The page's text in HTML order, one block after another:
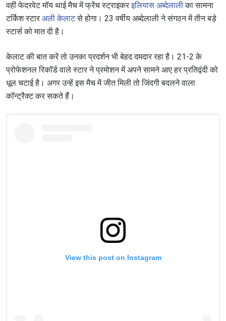
वहीं फेदरवेट मॉय थाई मैच में फ्रेंच स्ट्राइकरइलियास अब्देलालीका सामना
टर्किश स्टार अली केलाटसे होगा। 23 वर्षीय अब्देलाली ने संगठन में तीन बड़े
स्टार्स को मात दी है।
केलाट की बात करें तो उनका प्रदर्शन भी बेहद दमदार रहा है। 21-2 के
प्रोफेशनल रिकॉर्ड वाले स्टार ने प्रमोशन में अपने सामने आए हर प्रतिद्वंदी को
धूल चटाई है। अगर उन्हें इस मैच में जीत मिली तो जिंदगी बदलने वाला
कॉन्ट्रैक्ट कर सकते हैं।
View this post on Instagram